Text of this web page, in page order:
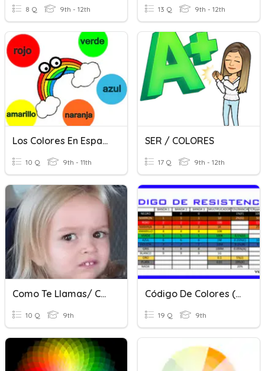
8 Q 9th - 12th 13 Q 9th - 12th
Los Colores En Español
10 Q 9th - 11th
SER / COLORES
17 Q 9th - 12th
Como Te Llamas/ Colores
10 Q 9th
Código De Colores (resistencias)
19 Q 9th